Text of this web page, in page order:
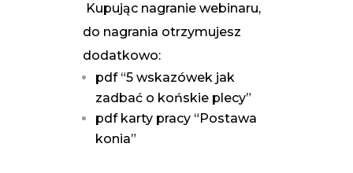
Kupując nagranie webinaru,
do nagrania otrzymujesz
dodatkowo:
pdf “5 wskazówek jak
zadbać o końskie plecy”
pdf karty pracy “Postawa
konia”